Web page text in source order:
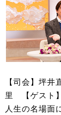
【司会】坪
里 【ゲスト
人生の名場面